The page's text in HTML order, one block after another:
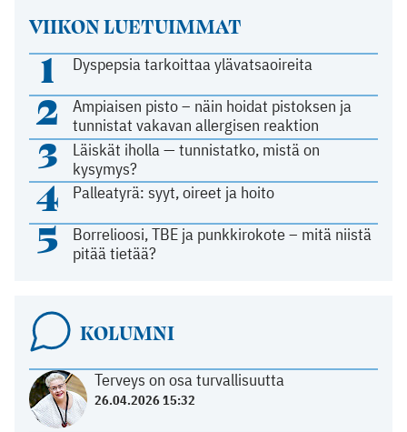
VIIKON LUETUIMMAT
1 Dyspepsia tarkoittaa ylävatsaoireita
2
Ampiaisen pisto – näin hoidat pistoksen ja
tunnistat vakavan allergisen reaktion
3
Läiskät iholla — tunnistatko, mistä on
kysymys?
4 Palleatyrä: syyt, oireet ja hoito
5
Borrelioosi, TBE ja punkkirokote – mitä niistä
pitää tietää?
KOLUMNI
Terveys on osa turvallisuutta
26.04.2026 15:32